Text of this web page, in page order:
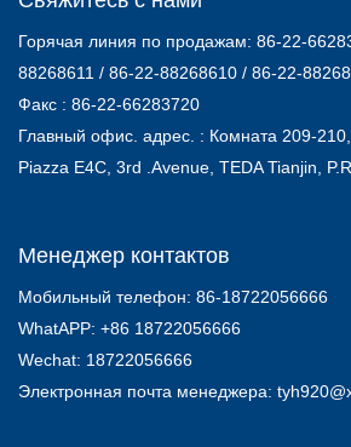
Горячая линия по продажам: 86-22-
88268611 / 86-22-88268610 / 86-22-
Факс : 86-22-66283720
Главный офис. адрес. : Комната 209-
Piazza E4C, 3rd .Avenue, TEDA Tianjin,
Менеджер контактов
Мобильный телефон: 86-18722056666
WhatAPP: +86 18722056666
Wechat: 18722056666
Электронная почта менеджера: